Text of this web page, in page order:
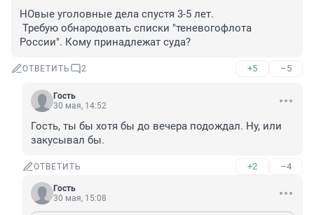
НОвые уголовные дела спустя 3-5 лет.
Требую обнародовать списки "теневогофлота
России". Кому принадлежат суда?
ОТВЕТИТЬ 2 +5 –5
Гость
30 мая, 14:52
Гость, ты бы хотя бы до вечера подождал. Ну, или
закусывал бы.
ОТВЕТИТЬ +2 –4
Гость
30 мая, 15:08